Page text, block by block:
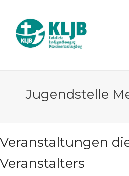
Jugendstelle
Veranstaltungen
Veranstalters